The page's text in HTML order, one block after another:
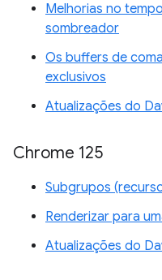
Melhorias no
sombreador
Os buffers de
exclusivos
Atualizações do
Chrome 125
Subgrupos
Renderizar para
Atualizações do